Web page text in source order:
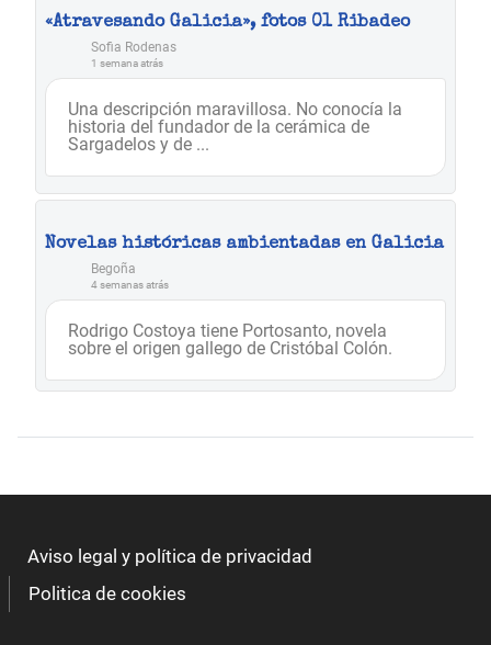
«Atravesando Galicia», fotos 01 Ribadeo
Sofia Rodenas
1 semana atrás
Una descripción maravillosa. No conocía la
historia del fundador de la cerámica de
Sargadelos y de ...
Novelas históricas ambientadas en Galicia
Begoña
4 semanas atrás
Rodrigo Costoya tiene Portosanto, novela
sobre el origen gallego de Cristóbal Colón.
Aviso legal y política de privacidad
Politica de cookies